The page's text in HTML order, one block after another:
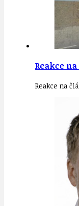
Reakce
Reakce na